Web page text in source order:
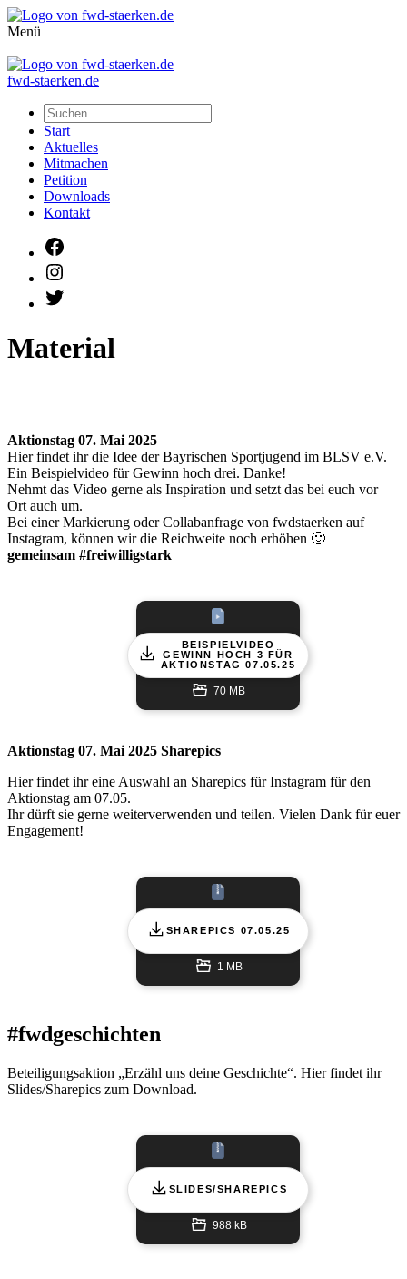
Menü
fwd-staerken.de
Start
Aktuelles
Mitmachen
Petition
Downloads
Kontakt
Material
Aktionstag 07. Mai 2025
Hier findet ihr die Idee der Bayrischen Sportjugend im BLSV e.V.
Ein Beispielvideo für Gewinn hoch drei. Danke!
Nehmt das Video gerne als Inspiration und setzt das bei euch vor
Ort auch um.
Bei einer Markierung oder Collabanfrage von fwdstaerken auf
Instagram, können wir die Reichweite noch erhöhen 🙂
gemeinsam #freiwilligstark
BEISPIELVIDEO
GEWINN HOCH 3 FÜR
AKTIONSTAG 07.05.25
70 MB
Aktionstag 07. Mai 2025 Sharepics
Hier findet ihr eine Auswahl an Sharepics für Instagram für den
Aktionstag am 07.05.
Ihr dürft sie gerne weiterverwenden und teilen. Vielen Dank für euer
Engagement!
SHAREPICS 07.05.25
1 MB
#fwdgeschichten
Beteiligungsaktion „Erzähl uns deine Geschichte“. Hier findet ihr
Slides/Sharepics zum Download.
SLIDES/SHAREPICS
988 kB